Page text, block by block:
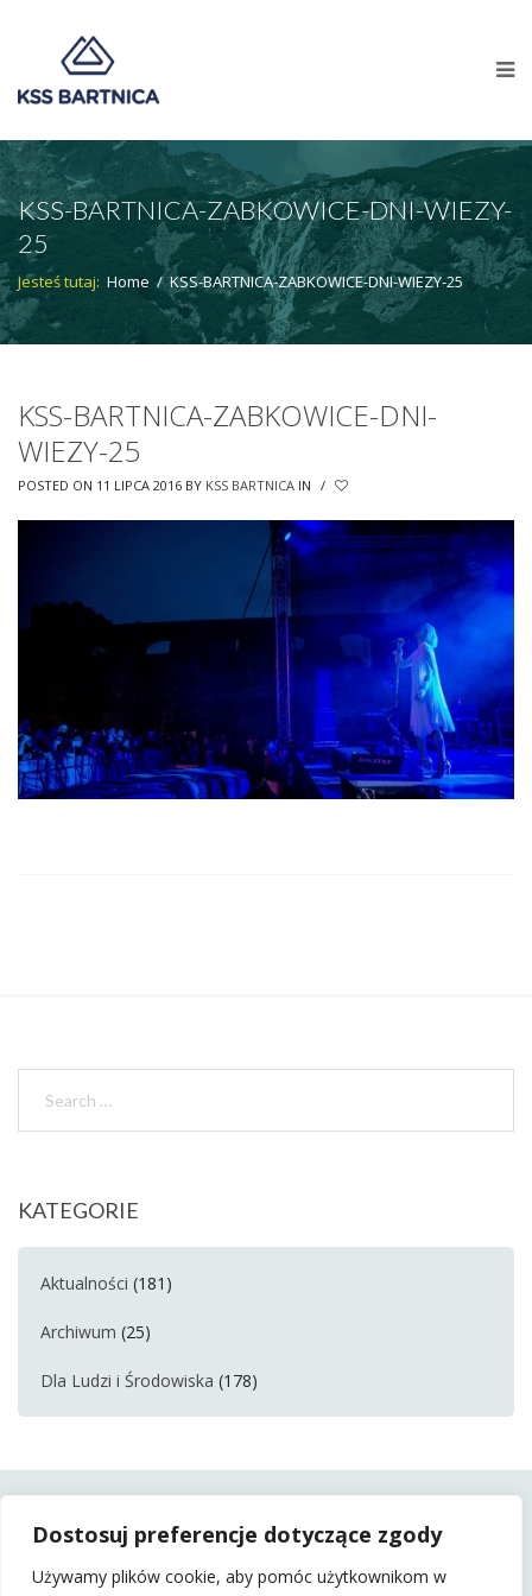
Dostosuj preferencje dotyczące zgody
Używamy plików cookie, aby pomóc użytkownikom w
KSS-BARTNICA-ZABKOWICE-DNI-WIEZY-
25
Jesteś tutaj: Home / KSS-BARTNICA-ZABKOWICE-DNI-WIEZY-25
KSS-BARTNICA-ZABKOWICE-DNI-
WIEZY-25
POSTED ON 11 LIPCA 2016 BY KSS BARTNICA IN /
KATEGORIE
Aktualności (181)
Archiwum (25)
Dla Ludzi i Środowiska (178)